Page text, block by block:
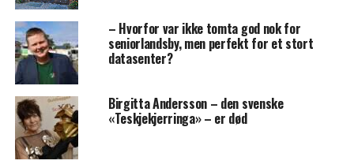
– Hvorfor var ikke tomta god nok for
seniorlandsby, men perfekt for et stort
datasenter?
Birgitta Andersson – den svenske
«Teskjekjerringa» – er død